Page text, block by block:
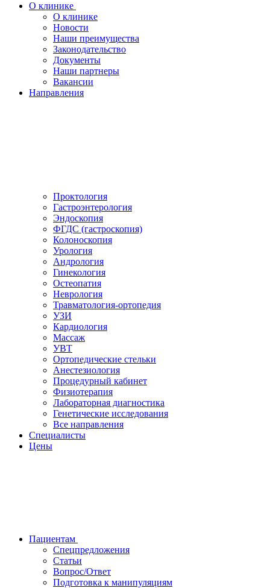
О клинике
О клинике
Новости
Наши преимущества
Законодательство
Документы
Наши партнеры
Вакансии
Направления
Проктология
Гастроэнтерология
Эндоскопия
ФГДС (гастроскопия)
Колоноскопия
Урология
Андрология
Гинекология
Остеопатия
Неврология
Травматология-ортопедия
УЗИ
Кардиология
Массаж
УВТ
Ортопедические стельки
Анестезиология
Процедурный кабинет
Физиотерапия
Лабораторная диагностика
Генетические исследования
Все направления
Специалисты
Цены
Пациентам
Спецпредложения
Статьи
Вопрос/Ответ
Подготовка к манипуляциям